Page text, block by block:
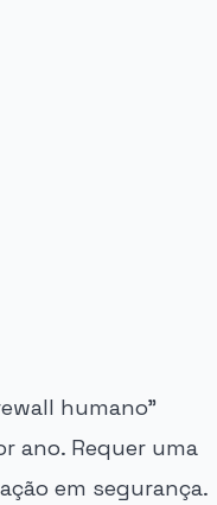
humano"
ano. Requer uma
em segurança.